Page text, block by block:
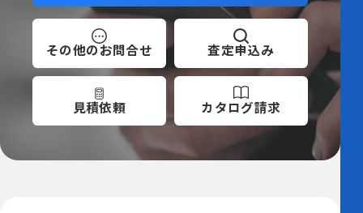
その他の お問合せ 査定申込み
見積依頼 カタログ請求